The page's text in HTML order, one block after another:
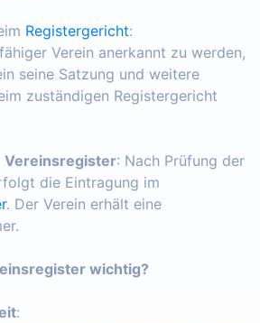
Registergericht:
Verein anerkannt zu werden,
seine Satzung und weitere
zuständigen Registergericht
Vereinsregister: Nach Prüfung der
die Eintragung im
. Der Verein erhält eine
wichtig?
: